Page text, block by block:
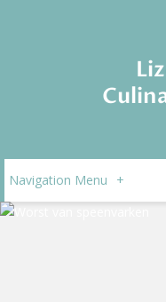
Navigation Menu +